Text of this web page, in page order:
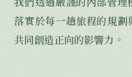
落實於每一趟旅程的規劃
共同創造正向的影響力。